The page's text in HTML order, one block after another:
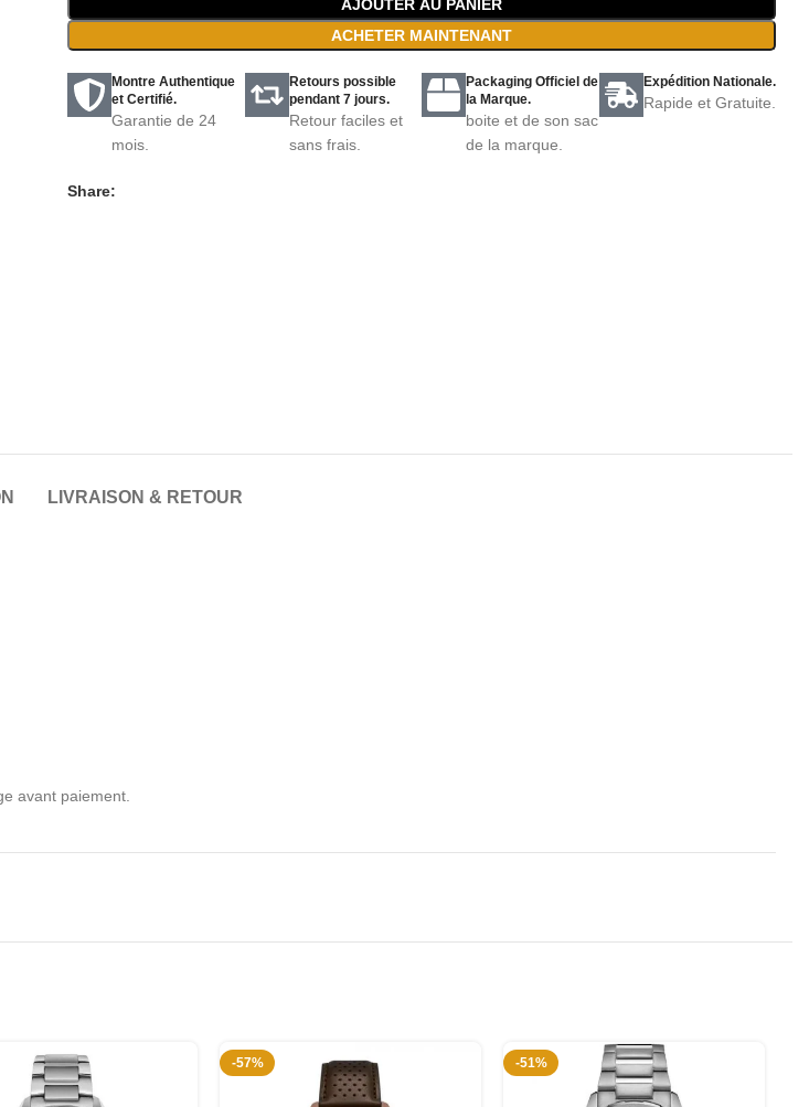
AJOUTER AU PANIER
ACHETER MAINTENANT
Montre Authentique
et Certifié.
Garantie de 24
mois.
Retours possible
pendant 7 jours.
Retour faciles et
sans frais.
Packaging Officiel de
la Marque.
boite et de son sac
de la marque.
Expédition Nationale.
Rapide et Gratuite.
Share:
LIVRAISON & RETOUR
avant paiement.
-57% -51%